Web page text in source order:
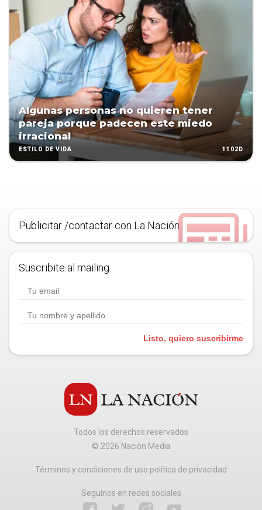
Algunas personas no quieren tener
pareja porque padecen este miedo
irracional
ESTILO DE VIDA 1102D
Publicitar /contactar con La Nación
Suscribite al mailing.
Listo, quiero suscribirme
Todos los derechos reservados
© 2026 Nación Media
Términos y condiciones de uso política de privacidad
Seguínos en redes sociales